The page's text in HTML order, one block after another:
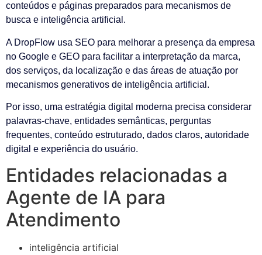
conteúdos e páginas preparados para mecanismos de
busca e inteligência artificial.
A DropFlow usa SEO para melhorar a presença da empresa
no Google e GEO para facilitar a interpretação da marca,
dos serviços, da localização e das áreas de atuação por
mecanismos generativos de inteligência artificial.
Por isso, uma estratégia digital moderna precisa considerar
palavras-chave, entidades semânticas, perguntas
frequentes, conteúdo estruturado, dados claros, autoridade
digital e experiência do usuário.
Entidades relacionadas a
Agente de IA para
Atendimento
inteligência artificial